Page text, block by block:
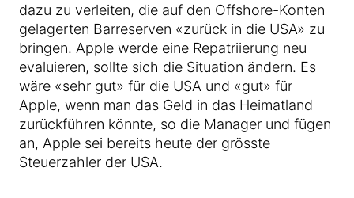
dazu zu verleiten, die auf den Offshore-Konten
gelagerten Barreserven «zurück in die USA» zu
bringen. Apple werde eine Repatriierung neu
evaluieren, sollte sich die Situation ändern. Es
wäre «sehr gut» für die USA und «gut» für
Apple, wenn man das Geld in das Heimatland
zurückführen könnte, so die Manager und fügen
an, Apple sei bereits heute der grösste
Steuerzahler der USA.